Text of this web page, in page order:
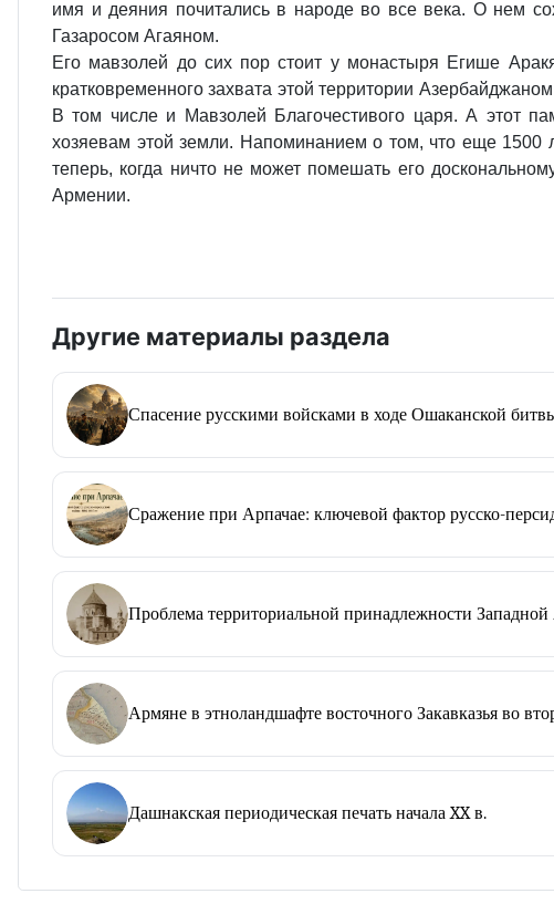
имя и деяния почитались в народе во все века. О нем
Газаросом Агаяном.
Его мавзолей до сих пор стоит у монастыря Егише
кратковременного захвата этой территории
В том числе и Мавзолей Благочестивого царя. А этот
хозяевам этой земли. Напоминанием о том, что еще 1500
теперь, когда ничто не может помешать его
Армении.
Другие материалы раздела
Спасение русскими войсками в ходе Ошаканской
Сражение при Арпачае: ключевой фактор русско-
Проблема территориальной принадлежности Западной
Армяне в этноландшафте восточного Закавказья во
Дашнакская периодическая печать начала XX в.